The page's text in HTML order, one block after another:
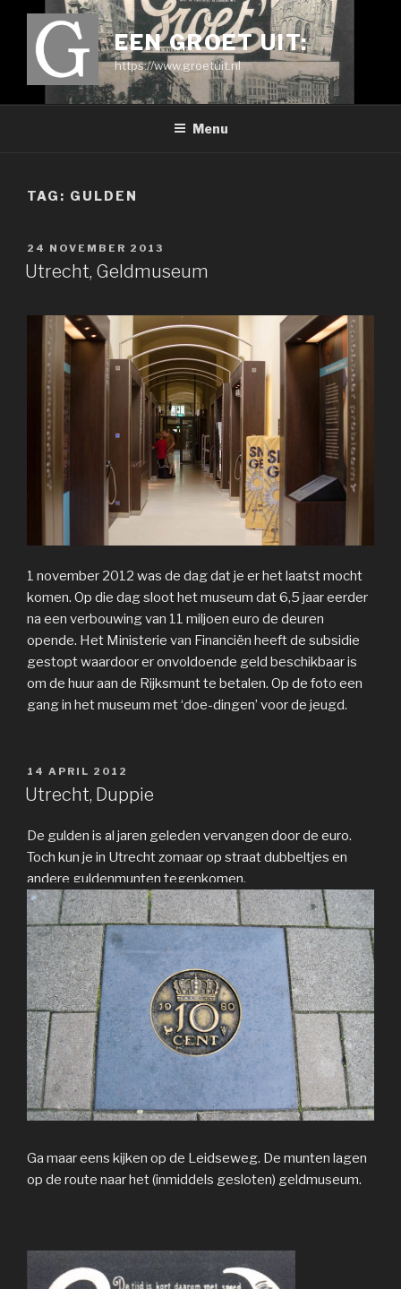
EEN GROET UIT:
https://www.groetuit.nl
Menu
TAG: GULDEN
GEPLAATST
OP
24 NOVEMBER 2013
Utrecht, Geldmuseum
1 november 2012 was de dag dat je er het laatst mocht
komen. Op die dag sloot het museum dat 6,5 jaar eerder
na een verbouwing van 11 miljoen euro de deuren
opende. Het Ministerie van Financiën heeft de subsidie
gestopt waardoor er onvoldoende geld beschikbaar is
om de huur aan de Rijksmunt te betalen. Op de foto een
gang in het museum met ‘doe-dingen’ voor de jeugd.
GEPLAATST
OP
14 APRIL 2012
Utrecht, Duppie
De gulden is al jaren geleden vervangen door de euro.
Toch kun je in Utrecht zomaar op straat dubbeltjes en
andere guldenmunten tegenkomen.
Ga maar eens kijken op de Leidseweg. De munten lagen
op de route naar het (inmiddels gesloten) geldmuseum.